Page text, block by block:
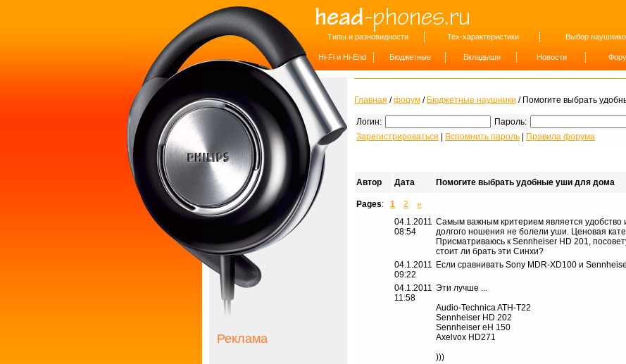
Типы и разновидности Тех-характеристики Выбор
Hi-Fi и Hi-End Бюджетные Вкладыши Новости
Реклама
Главная /форум / Бюджетные наушники / Помогите выбрать
Логин:
Пароль:
Зарегистрироваться
Вспомнить пароль Правила форума
Автор Дата Помогите выбрать удобные уши для дома
Pages: 1 2
»
04.1.2011
08:54
Самым важным критерием является удобство
долгого ношения не болели уши. Ценовая
Присматриваюсь к Sennheiser HD 201,
стоит ли брать эти Синхи?
04.1.2011
09:22
Если сравнивать Sony MDR-XD100 и
04.1.2011
11:58
Эти лучше ...
Audio-Technica ATH-T22
Sennheiser HD 202
Sennheiser eH 150
Axelvox HD271
)))